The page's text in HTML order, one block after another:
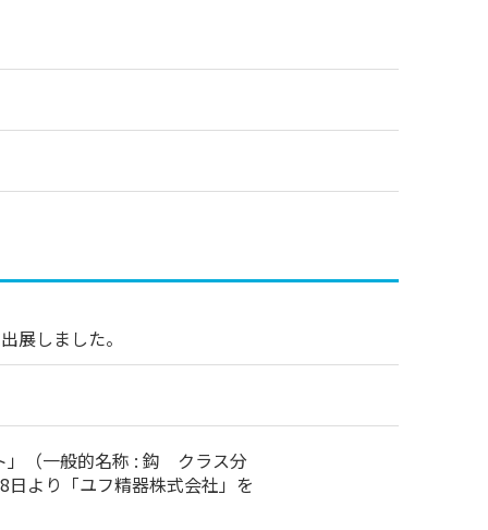
展しました。
」（一般的名称 : 鈎 クラス分
より「ユフ精器株式会社」を